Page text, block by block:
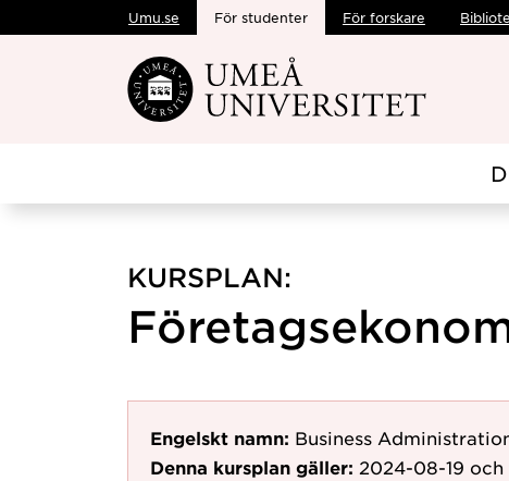
Hoppa direkt till innehållet
Umu.se För studenter För forskare
KURSPLAN:
Engelskt namn: Business
Denna kursplan gäller: 2024-08-19